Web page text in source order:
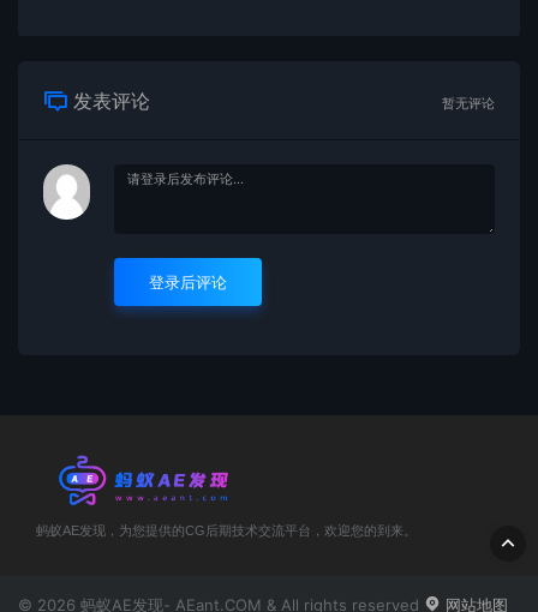
发表评论 暂无评论
登录后评论
蚂蚁AE发现，为您提供的CG后期技术交流平台，欢迎您的到来。
© 2026 蚂蚁AE发现- AEant.COM & All rights reserved 网站地图